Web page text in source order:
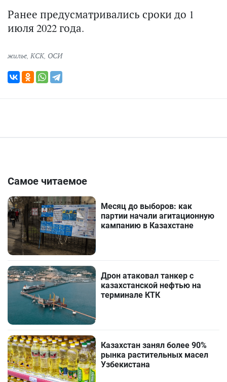
Ранее предусматривались сроки до 1
июля 2022 года.
жилье КСК, ОСИ
Самое читаемое
Месяц до выборов: как
партии начали агитационную
кампанию в Казахстане
Дрон атаковал танкер с
казахстанской нефтью на
терминале КТК
Казахстан занял более 90%
рынка растительных масел
Узбекистана